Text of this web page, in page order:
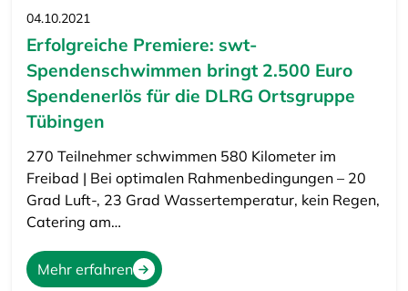
04.10.2021
Erfolgreiche Premiere: swt-
Spendenschwimmen bringt 2.500 Euro
Spendenerlös für die DLRG Ortsgruppe
Tübingen
270 Teilnehmer schwimmen 580 Kilometer im
Freibad | Bei optimalen Rahmenbedingungen – 20
Grad Luft-, 23 Grad Wassertemperatur, kein Regen,
Catering am…
Mehr erfahren